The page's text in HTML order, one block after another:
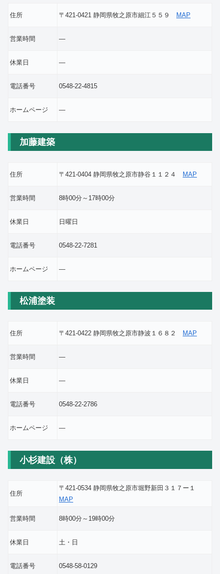
住所 〒421-0421 静岡県牧之原市細江５５９ MAP
営業時間 ―
休業日 ―
電話番号 0548-22-4815
ホームページ ―
加藤建築
住所 〒421-0404 静岡県牧之原市静谷１１２４ MAP
営業時間 8時00分～17時00分
休業日 日曜日
電話番号 0548-22-7281
ホームページ ―
松浦塗装
住所 〒421-0422 静岡県牧之原市静波１６８２ MAP
営業時間 ―
休業日 ―
電話番号 0548-22-2786
ホームページ ―
小杉建設（株）
住所
〒421-0534 静岡県牧之原市堀野新田３１７ー１
MAP
営業時間 8時00分～19時00分
休業日 土・日
電話番号 0548-58-0129